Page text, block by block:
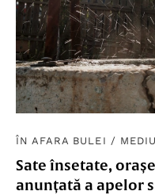
ÎN AFARA BULEI / MEDIU
Sate însetate,
anunțată a apelor